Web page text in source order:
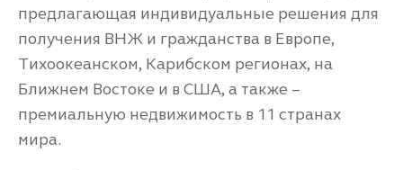
предлагающая индивидуальные решения для
получения ВНЖ и гражданства в Европе,
Тихоокеанском, Карибском регионах, на
Ближнем Востоке и в США, а также –
премиальную недвижимость в 11 странах
мира.